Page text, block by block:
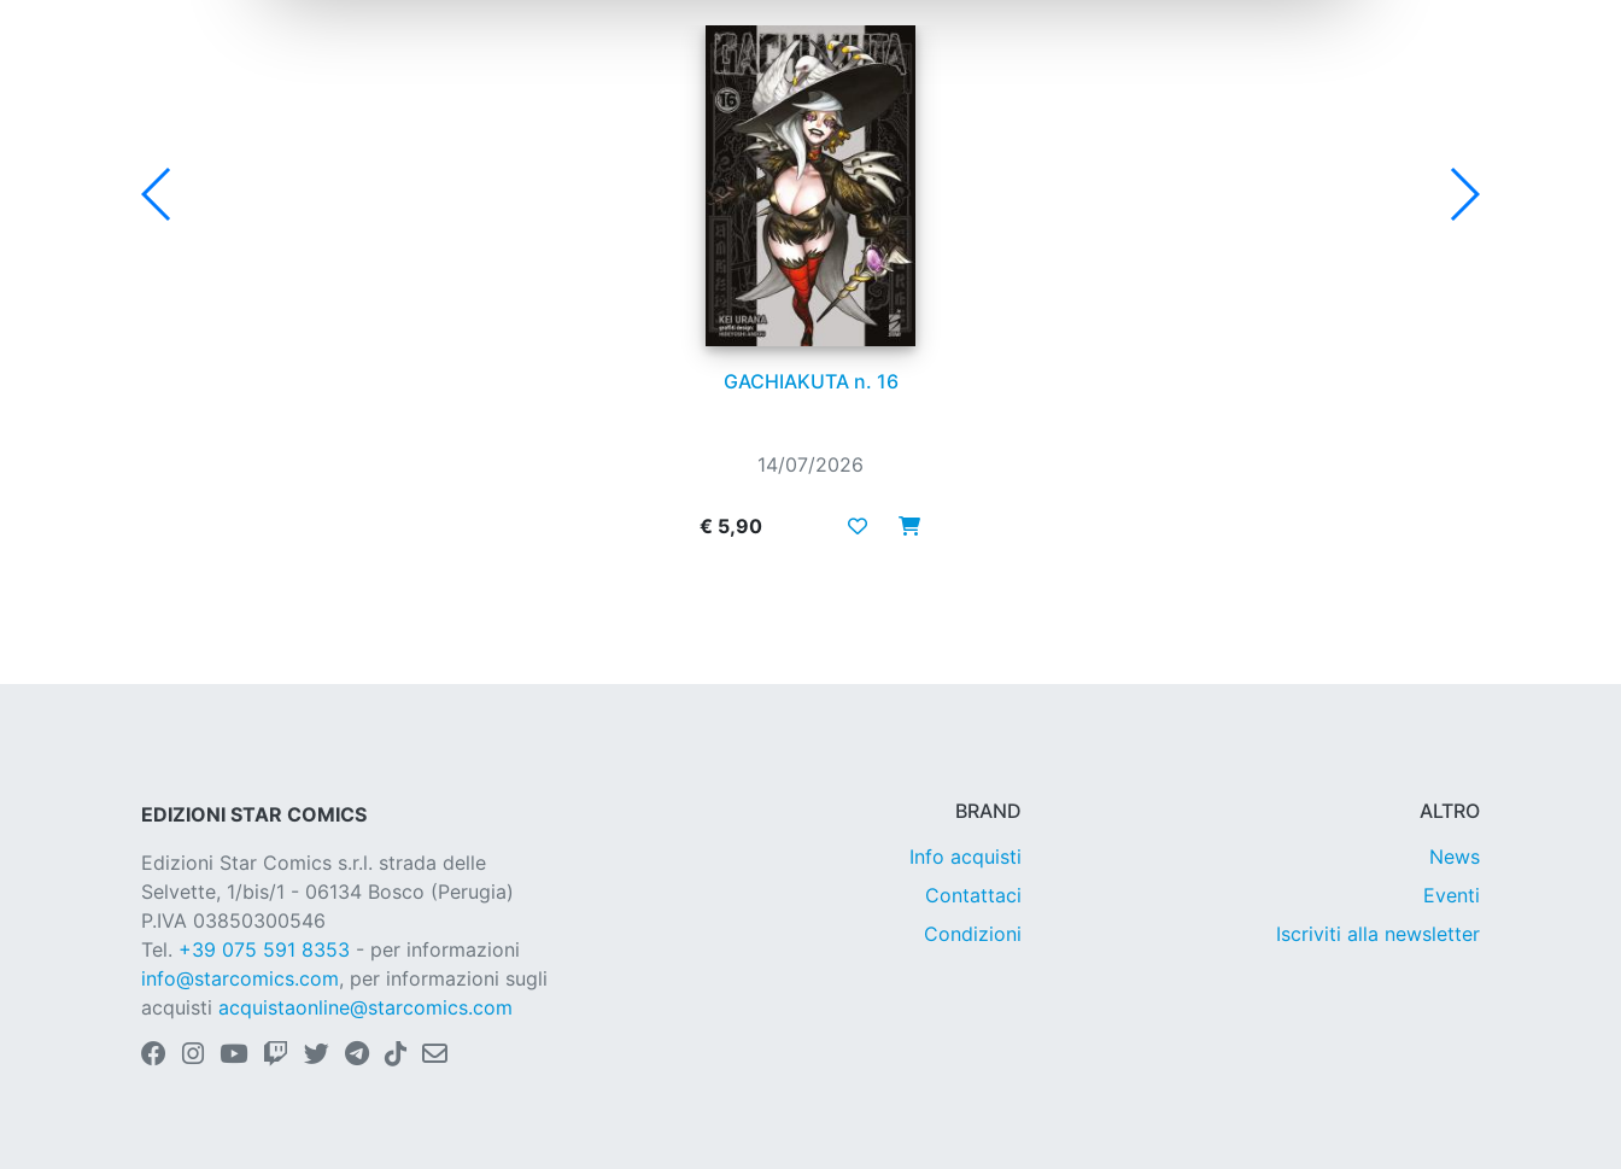
GACHIAKUTA n. 16
14/07/2026
€ 5,90
EDIZIONI STAR COMICS
Edizioni Star Comics s.r.l. strada delle
Selvette, 1/bis/1 - 06134 Bosco (Perugia)
P.IVA 03850300546
Tel. +39 075 591 8353 - per informazioni
info@starcomics.com, per informazioni sugli
acquisti acquistaonline@starcomics.com
BRAND
Info acquisti
Contattaci
Condizioni
ALTRO
News
Eventi
Iscriviti alla newsletter